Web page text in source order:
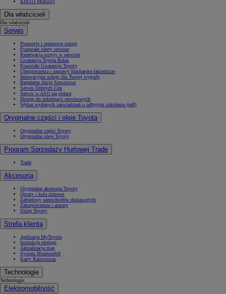
KINTO Mobility
Dla właścicieli
Dla właścicieli
Serwis
Promocje i sezonowe usługi
Pozostałe oferty serwisu
Rezerwacja wizyty w serwisie
Gwarancja Toyota Relax
Pozostałe Gwarancje Toyoty
Ubezpieczenia i naprawy blacharsko-lakiernicze
Innowacyjne usługi dla Twojej wygody
Bezpłatne Akcje Serwisowe
Serwis Dobrych Cen
Serwis w ASO się opłaca
Dostęp do informacji serwisowych
Wykaz wydanych zaświadczeń o odbytym szkoleniu (pdf)
Oryginalne części i oleje Toyota
Oryginalne części Toyoty
Oryginalne oleje Toyoty
Program Sprzedaży Hurtowej Trade
Trade
Akcesoria
Oryginalne akcesoria Toyoty
Opony i koła zimowe
Zabudowy samochodów dostawczych
Zabezpieczenia i alarmy
Sklep Toyoty
Strefa klienta
Aplikacja MyToyota
Instrukcje obsługi
Aktualizacja map
System Bluetooth®
Karty Ratownicze
Technologie
Technologie
Elektromobilność